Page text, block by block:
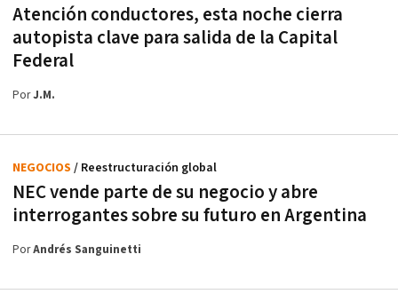
Atención conductores, esta noche cierra
autopista clave para salida de la Capital
Federal
PorJ.M.
NEC vende parte de su negocio y abre
interrogantes sobre su futuro en Argentina
NEGOCIOS / Reestructuración global
PorAndrés Sanguinetti